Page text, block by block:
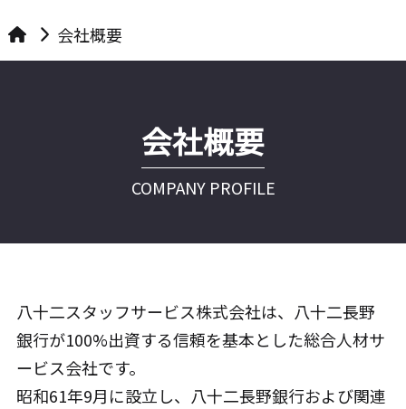
会社概要
会社概要
COMPANY PROFILE
八十二スタッフサービス株式会社は、八十二長野
銀行が100%出資する信頼を基本とした総合人材サ
ービス会社です。
昭和61年9月に設立し、八十二長野銀行および関連